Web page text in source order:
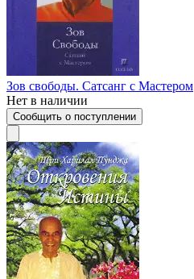
Зов свободы. Сатсанг с Мастером
Нет в наличии
Сообщить о поступлении